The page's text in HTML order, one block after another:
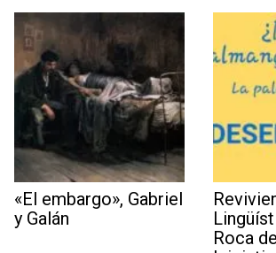
«El embargo», Gabriel
y Galán
Roca